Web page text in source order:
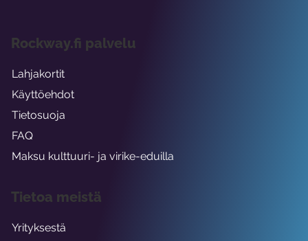
Rockway.fi palvelu
Lahjakortit
Käyttöehdot
Tietosuoja
FAQ
Maksu kulttuuri- ja virike-eduilla
Tietoa meistä
Yrityksestä